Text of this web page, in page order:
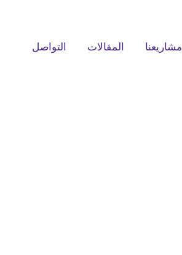
مشاريعنا المقالات التواصل